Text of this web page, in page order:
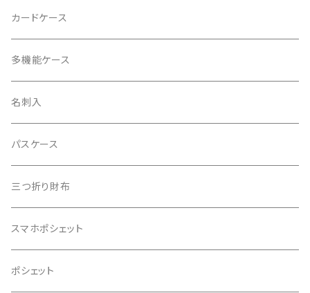
カードケース
多機能ケース
名刺入
パスケース
三つ折り財布
スマホポシェット
ポシェット